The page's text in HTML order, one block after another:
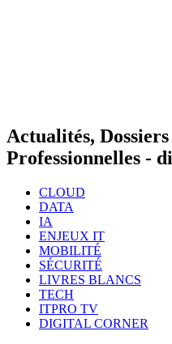
Actualités,
Professionnelles -
CLOUD
DATA
IA
ENJEUX IT
MOBILITÉ
SÉCURITÉ
LIVRES BLANCS
TECH
ITPRO TV
DIGITAL CORNER